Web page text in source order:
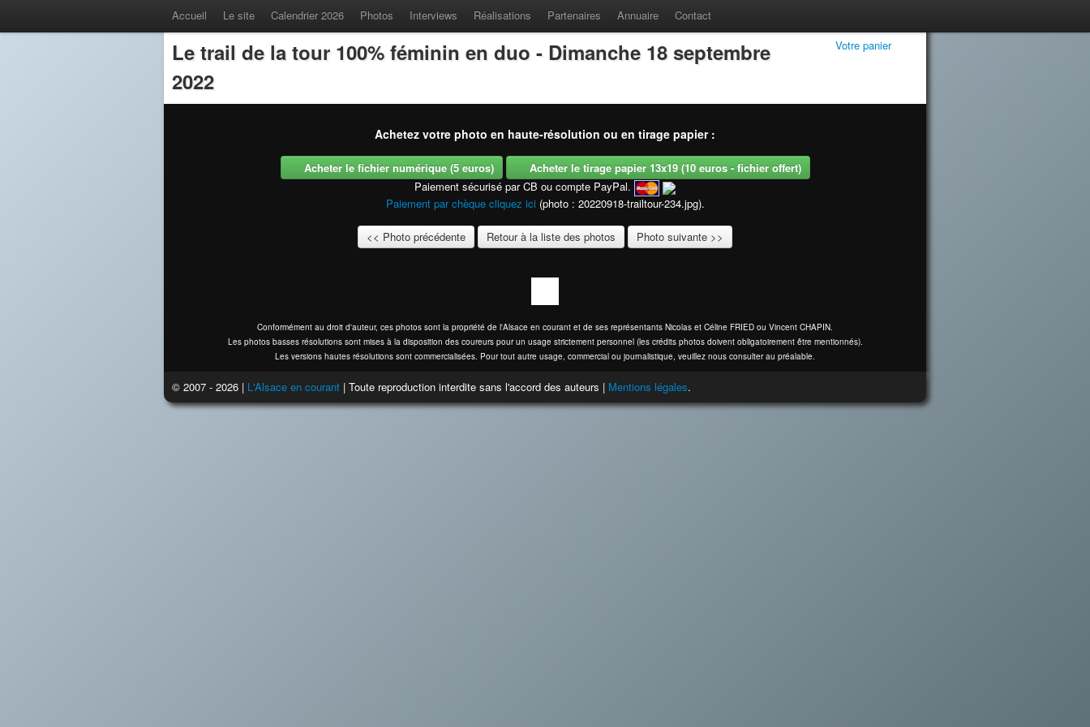
Accueil Le site Calendrier 2026 Photos Interviews Réalisations Partenaires Annuaire Contact
Le trail de la tour 100% féminin en duo - Dimanche 18 septembre
2022
Votre panier
Achetez votre photo en haute-résolution ou en tirage papier :
Acheter le fichier numérique (5 euros)
Acheter le tirage papier 13x19 (10 euros - fichier offert)
Paiement sécurisé par CB ou compte PayPal.
Paiement par chèque cliquez ici (photo : 20220918-trailtour-234.jpg).
<< Photo précédente Retour à la liste des photos Photo suivante >>
Conformément au droit d'auteur, ces photos sont la propriété de l'Alsace en courant et de ses représentants Nicolas et Céline FRIED ou Vincent CHAPIN.
Les photos basses résolutions sont mises à la disposition des coureurs pour un usage strictement personnel (les crédits photos doivent obligatoirement être mentionnés).
Les versions hautes résolutions sont commercialisées. Pour tout autre usage, commercial ou journalistique, veuillez nous consulter au préalable.
© 2007 - 2026 | L'Alsace en courant | Toute reproduction interdite sans l'accord des auteurs | Mentions légales.